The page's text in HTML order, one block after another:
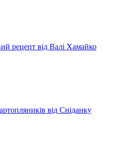
рецепт від Валі Хамайко
від Сніданку